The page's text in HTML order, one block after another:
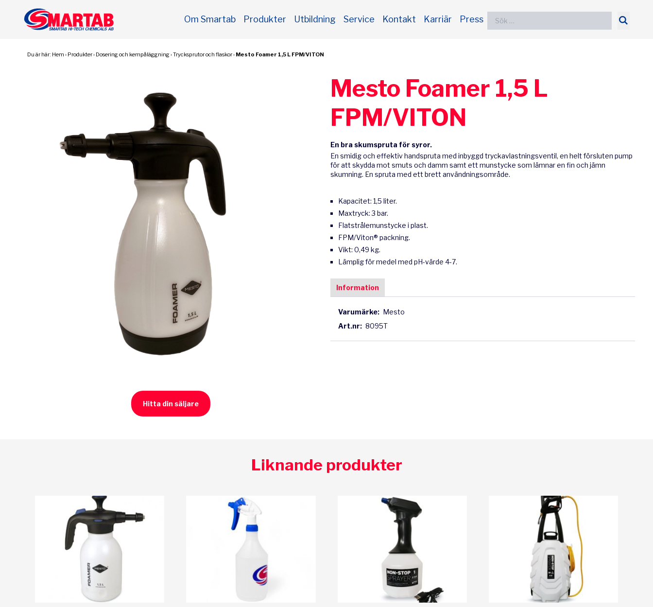
Om Smartab Produkter Utbildning Service Kontakt Karriär Press
Sök
Du är här: Hem › Produkter› Dosering och kempåläggning›Trycksprutor och flaskor› Mesto Foamer 1,5 L FPM/VITON
Hitta din säljare
Mesto Foamer 1,5 L
FPM/VITON
En bra skumspruta för syror.
En smidig och effektiv handspruta med inbyggd tryckavlastningsventil, en helt försluten pump
för att skydda mot smuts och damm samt ett munstycke som lämnar en fin och jämn
skumning. En spruta med ett brett användningsområde.
Kapacitet: 1,5 liter.
Maxtryck: 3 bar.
Flatstrålemunstycke i plast.
FPM/Viton® packning.
Vikt: 0,49 kg.
Lämplig för medel med pH-värde 4-7.
Information
Varumärke: Mesto
Art.nr: 8095T
Liknande produkter